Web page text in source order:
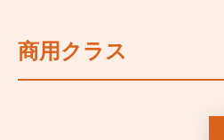
商用クラス